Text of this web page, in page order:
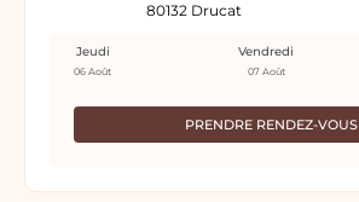
80132 Drucat
PRENDRE RENDEZ-VOUS
Jeudi
06 Août
Vendredi
07 Août